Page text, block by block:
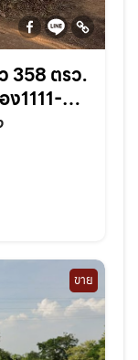
358 ตรว.
1111-
ขาย